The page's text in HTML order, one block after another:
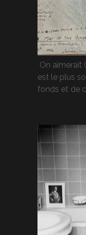
On aimerait
est le plus
fonds et de